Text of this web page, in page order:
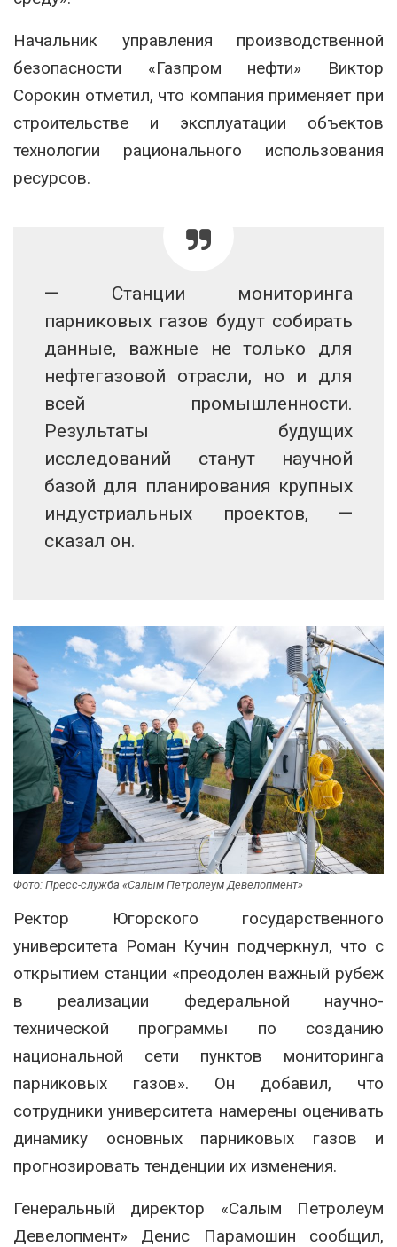
Начальник управления производственной
безопасности «Газпром нефти» Виктор
Сорокин отметил, что компания применяет при
строительстве и эксплуатации объектов
технологии рационального использования
ресурсов.
— Станции мониторинга
парниковых газов будут собирать
данные, важные не только для
нефтегазовой отрасли, но и для
всей промышленности.
Результаты будущих
исследований станут научной
базой для планирования крупных
индустриальных проектов, —
сказал он.
Фото: Пресс-служба «Салым Петролеум Девелопмент»
Ректор Югорского государственного
университета Роман Кучин подчеркнул, что с
открытием станции «преодолен важный рубеж
в реализации федеральной научно-
технической программы по созданию
национальной сети пунктов мониторинга
парниковых газов». Он добавил, что
сотрудники университета намерены оценивать
динамику основных парниковых газов и
прогнозировать тенденции их изменения.
Генеральный директор «Салым Петролеум
Девелопмент» Денис Парамошин сообщил,